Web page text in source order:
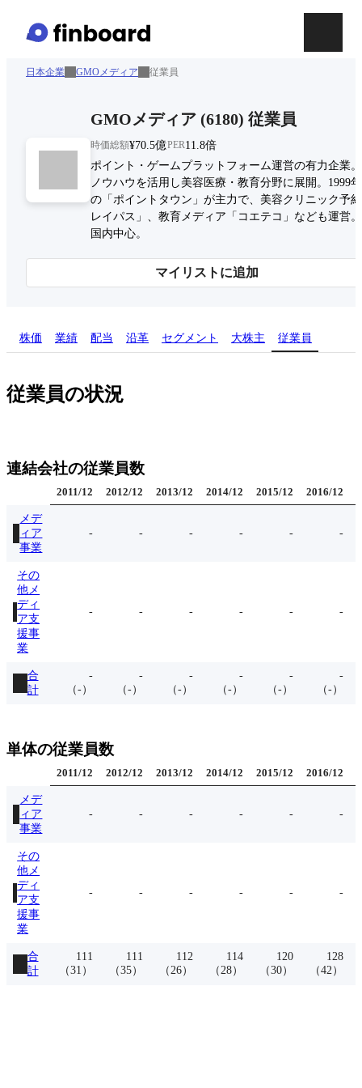
日本企業 GMOメディア 従業員
GMOメディア (6180) 従業員
時価総額¥70.5億PER11.8倍
ポイント・ゲームプラットフォーム運営の有力企業
ノウハウを活用し美容医療・教育分野に展開。1999
の「ポイントタウン」が主力で、美容クリニック予
レイパス」、教育メディア「コエテコ」なども運営
国内中心。
マイリストに追加
株価 業績 配当 沿革 セグメント 大株主 従業員
従業員の状況
連結会社の従業員数
2011/12 2012/12 2013/12 2014/12 2015/12 2016/12
メデ
ィア
事業
- - - - - -
その
他メ
ディ
ア支
援事
業
- - - - - -
合
計
-
（-）
-
（-）
-
（-）
-
（-）
-
（-）
-
（-）
単体の従業員数
2011/12 2012/12 2013/12 2014/12 2015/12 2016/12
メデ
ィア
事業
- - - - - -
その
他メ
ディ
ア支
援事
業
- - - - - -
合
計
111
（31 ）
111
（35）
112
（ 26）
114
（ 28）
120
（30）
128
（42 ）